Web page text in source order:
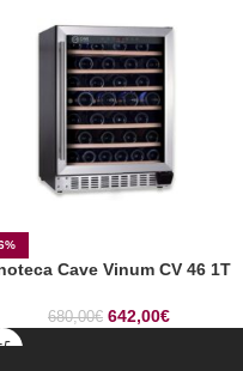
Cave Vinum CV 46 1T
680,00€ 642,00€